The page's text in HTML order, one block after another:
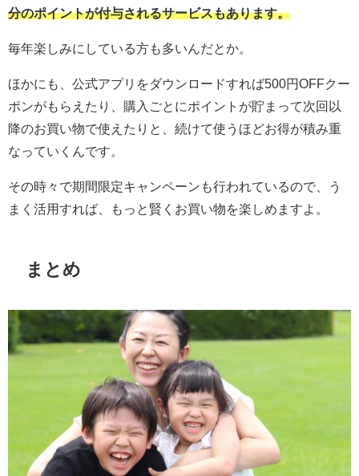
分のポイントが付与されるサービスもあります。
毎年楽しみにしている方も多いんだとか。
ほかにも、公式アプリをダウンロードすれば500円OFFクー
ポンがもらえたり、購入ごとにポイントが貯まって次回以
降のお買い物で使えたりと、続けて使うほどお得が積み重
なっていくんです。
その時々で期間限定キャンペーンも行われているので、う
まく活用すれば、もっと賢くお買い物を楽しめますよ。
まとめ